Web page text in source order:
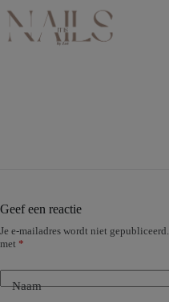
naar
de
Geef een reactie
Je e-mailadres wordt niet gepubliceerd.
met *
Naam